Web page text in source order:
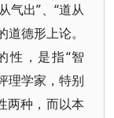
气出”、“道从
德形上论。
性，是指“智
理学家，特别
两种，而以本